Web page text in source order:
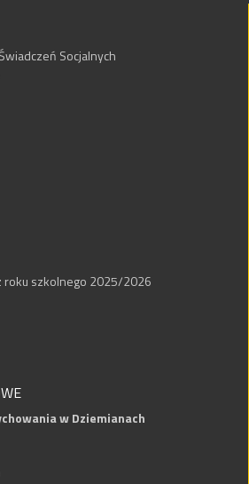
Socjalnych
roku szkolnego 2025/2026
w Dziemianach